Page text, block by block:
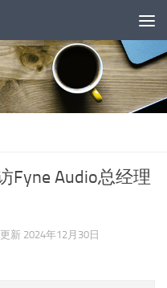
Fyne Audio总经理
更新 2024年12月30日